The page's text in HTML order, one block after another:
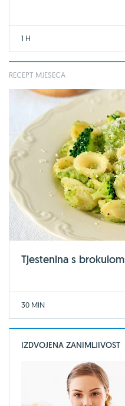
1 H
RECEPT MJESECA
Tjestenina s brokulom
30 MIN
IZDVOJENA ZANIMLJIVOST